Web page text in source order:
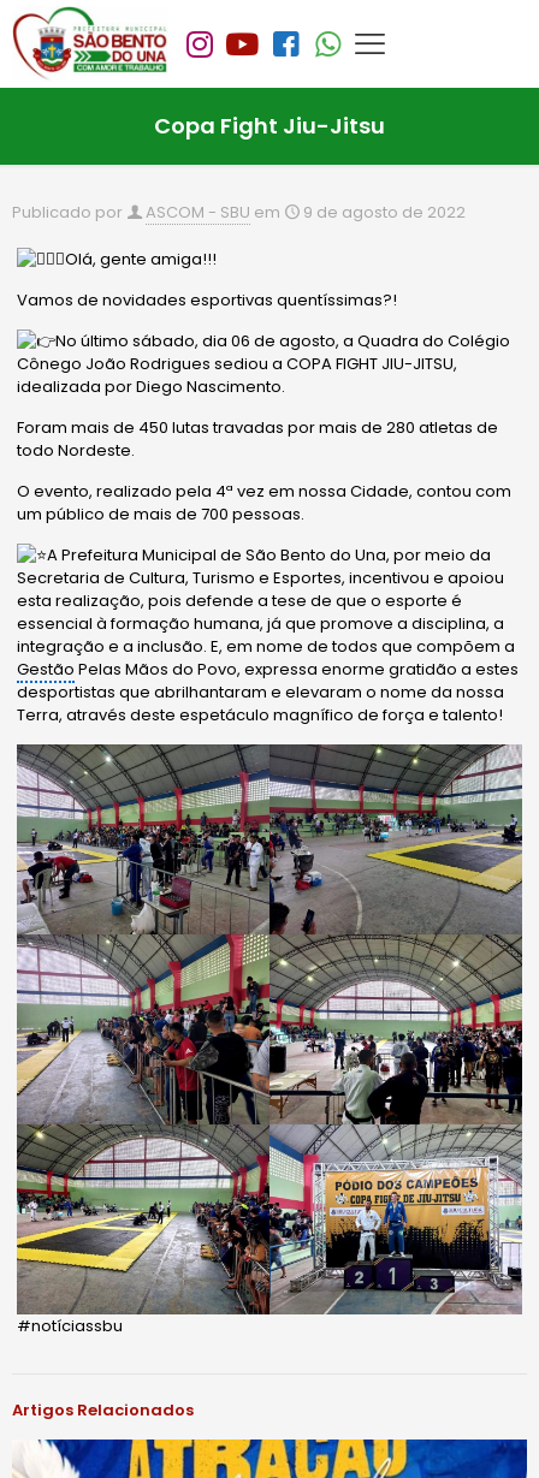
Copa Fight Jiu-Jitsu
Publicado por ASCOM - SBU em 9 de agosto de 2022
Olá, gente amiga!!!
Vamos de novidades esportivas quentíssimas?!
No último sábado, dia 06 de agosto, a Quadra do Colégio
Cônego João Rodrigues sediou a COPA FIGHT JIU-JITSU,
idealizada por Diego Nascimento.
Foram mais de 450 lutas travadas por mais de 280 atletas de
todo Nordeste.
Oevento, realizado pela 4ª vez em nossa Cidade, contou com
um público de mais de 700 pessoas.
A Prefeitura Municipal de São Bento do Una, por meio da
Secretaria de Cultura, Turismo e Esportes, incentivou e apoiou
esta realização, pois defende a tese de que o esporte é
essencial à formação humana, já que promove a disciplina, a
integração e a inclusão. E, em nome de todos que compõem a
Gestão Pelas Mãos do Povo, expressa enorme gratidão a estes
desportistas que abrilhantaram e elevaram o nome da nossa
Terra, através deste espetáculo magnífico de força e talento!
#notíciassbu
Artigos Relacionados